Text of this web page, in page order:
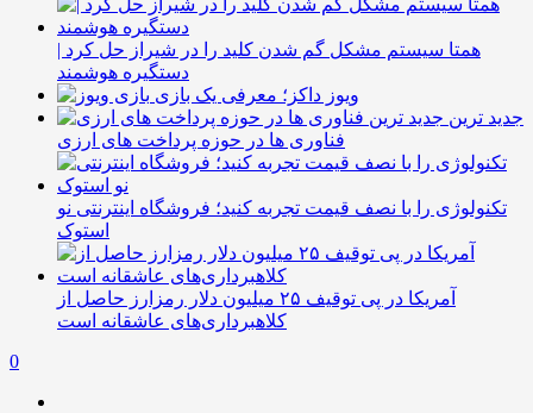
همتا سیستم مشکل گم شدن کلید را در شیراز حل کرد |
دستگیره هوشمند
ویوز داکز؛ معرفی یک بازی
جدید ترین
فناوری ها در حوزه پرداخت های ارزی
تکنولوژی را با نصف قیمت تجربه کنید؛ فروشگاه اینترنتی نو
استوک
آمریکا در پی توقیف ۲۵ میلیون دلار رمزارز حاصل از
کلاهبرداری‌های عاشقانه است
0